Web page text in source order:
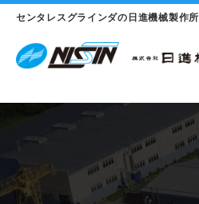
センタレスグラインダの日進機械製作所